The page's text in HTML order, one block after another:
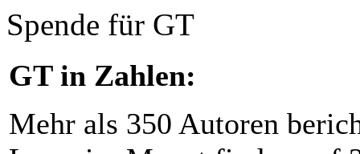
Spende für GT
GT in Zahlen:
Mehr als 350 Autoren